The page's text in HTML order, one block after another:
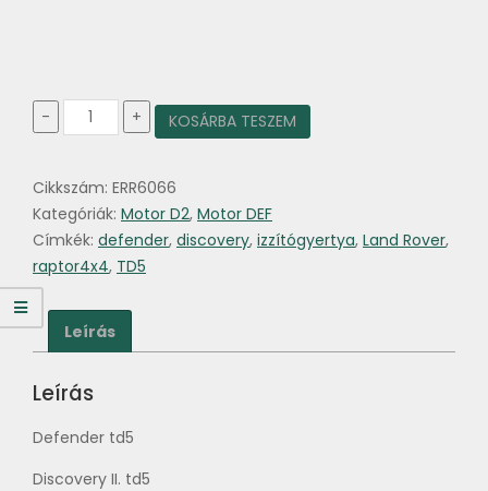
-
Izzítógyertya
TD5
+ KOSÁRBA TESZEM
Cikkszám: ERR6066
Kategóriák: Motor D2, Motor DEF
Címkék: defender, discovery, izzítógyertya, Land Rover,
raptor4x4, TD5
Leírás
Leírás
Defender td5
Discovery II. td5